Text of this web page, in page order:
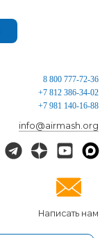
Написать нам
8 800 777-72-36
+7 812 386-34-02
+7 981 140-16-88
info@airmash.org